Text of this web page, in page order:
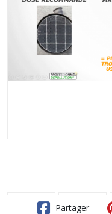
Partager